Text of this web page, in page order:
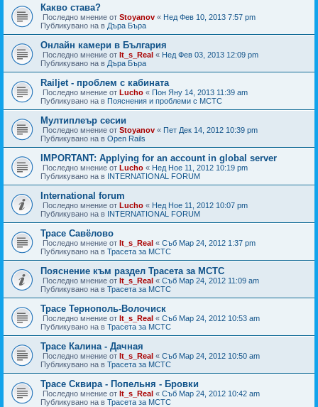
Какво става?
Последно мнение от Stoyanov « Нед Фев 10, 2013 7:57 pm
Публикувано на в Дъра Бъра
Онлайн камери в България
Последно мнение от It_s_Real « Нед Фев 03, 2013 12:09 pm
Публикувано на в Дъра Бъра
Railjet - проблем с кабината
Последно мнение от Lucho « Пон Яну 14, 2013 11:39 am
Публикувано на в Пояснения и проблеми с МСТС
Мултиплеър сесии
Последно мнение от Stoyanov « Пет Дек 14, 2012 10:39 pm
Публикувано на в Open Rails
IMPORTANT: Applying for an account in global server
Последно мнение от Lucho « Нед Ное 11, 2012 10:19 pm
Публикувано на в INTERNATIONAL FORUM
International forum
Последно мнение от Lucho « Нед Ное 11, 2012 10:07 pm
Публикувано на в INTERNATIONAL FORUM
Трасе Савёлово
Последно мнение от It_s_Real « Съб Мар 24, 2012 1:37 pm
Публикувано на в Трасета за МСТС
Пояснение към раздел Трасета за МСТС
Последно мнение от It_s_Real « Съб Мар 24, 2012 11:09 am
Публикувано на в Трасета за МСТС
Трасе Тернополь-Волочиск
Последно мнение от It_s_Real « Съб Мар 24, 2012 10:53 am
Публикувано на в Трасета за МСТС
Трасе Калина - Дачная
Последно мнение от It_s_Real « Съб Мар 24, 2012 10:50 am
Публикувано на в Трасета за МСТС
Трасе Сквира - Попельня - Бровки
Последно мнение от It_s_Real « Съб Мар 24, 2012 10:42 am
Публикувано на в Трасета за МСТС